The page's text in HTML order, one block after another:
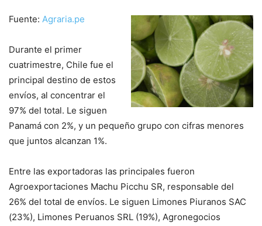
Fuente: Agraria.pe
Durante el primer
cuatrimestre, Chile fue el
principal destino de estos
envíos, al concentrar el
97% del total. Le siguen
Panamá con 2%, y un pequeño grupo con cifras menores
que juntos alcanzan 1%.
Entre las exportadoras las principales fueron
Agroexportaciones Machu Picchu SR, responsable del
26% del total de envíos. Le siguen Limones Piuranos SAC
(23%), Limones Peruanos SRL (19%), Agronegocios